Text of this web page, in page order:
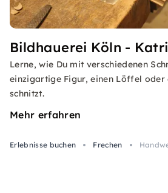
Bildhauerei Köln -
Lerne, wie Du mit verschiedenen
einzigartige Figur, einen Löffel oder
schnitzt.
Mehr erfahren
Erlebnisse buchen Frechen